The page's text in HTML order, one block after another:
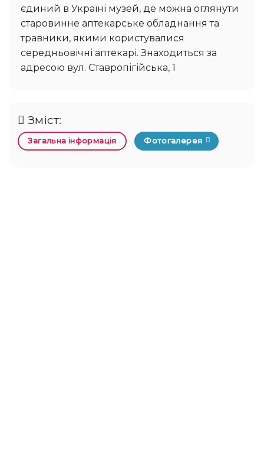
єдиний в Україні музей, де можна оглянути
старовинне аптекарське обладнання та
травники, якими користувалися
середньовічні аптекарі. Знаходиться за
адресою вул. Ставропігійська, 1
Зміст:
Загальна інформація Фотогалерея